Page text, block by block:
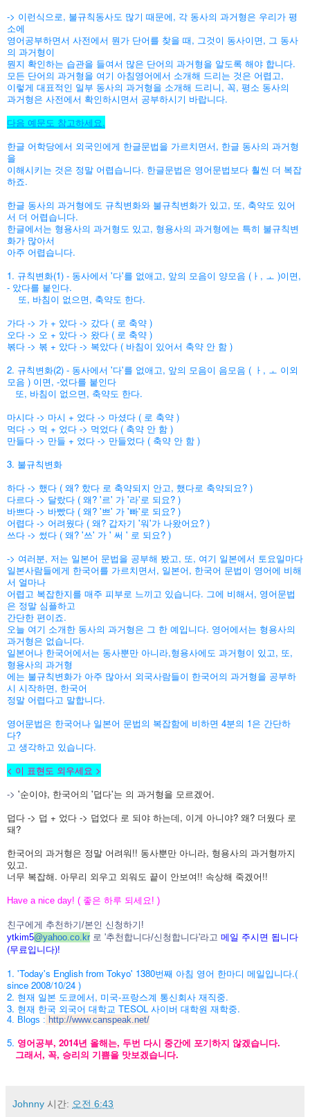
-> 이런식으로, 불규칙동사도 많기 때문에, 각 동사의 과거형은 우리가 평
소에
영어공부하면서 사전에서 뭔가 단어를 찾을 때, 그것이 동사이면, 그 동사
의 과거형이
뭔지 확인하는 습관을 들여서 많은 단어의 과거형을 알도록 해야 합니다.
모든 단어의 과거형을 여기 아침영어에서 소개해 드리는 것은 어렵고,
이렇게 대표적인 일부 동사의 과거형을 소개해 드리니, 꼭, 평소 동사의
과거형은 사전에서 확인하시면서 공부하시기 바랍니다.
다음 예문도 참고하세요.
한글 어학당에서 외국인에게 한글문법을 가르치면서, 한글 동사의 과거형
을
이해시키는 것은 정말 어렵습니다. 한글문법은 영어문법보다 훨씬 더 복잡
하죠.
한글 동사의 과거형에도 규칙변화와 불규칙변화가 있고, 또, 축약도 있어
서 더 어렵습니다.
한글에서는 형용사의 과거형도 있고, 형용사의 과거형에는 특히 불규칙변
화가 많아서
아주 어렵습니다.
1. 규칙변화(1) - 동사에서 '다'를 없애고, 앞의 모음이 양모음 (ㅏ, ㅗ )이면,
- 았다를 붙인다.
또, 바침이 없으면, 축약도 한다.
가다 -> 가 + 았다 -> 갔다 ( 로 축약 )
오다 -> 오 + 았다 -> 왔다 ( 로 축약 )
볶다 -> 볶 + 았다 -> 복았다 ( 바침이 있어서 축약 안 함 )
2. 규칙변화(2) - 동사에서 '다'를 없애고, 앞의 모음이 음모음 ( ㅏ, ㅗ 이외
모음 ) 이면, -었다를 붙인다
또, 바침이 없으면, 축약도 한다.
마시다 -> 마시 + 었다 -> 마셨다 ( 로 축약 )
먹다 -> 먹 + 었다 -> 먹었다 ( 축약 안 함 )
만들다 -> 만들 + 었다 -> 만들었다 ( 축약 안 함 )
3. 불규칙변화
하다 -> 했다 ( 왜? 핬다 로 축약되지 안고, 했다로 축약되요? )
다르다 -> 달랐다 ( 왜? '르' 가 '라'로 되요? )
바쁘다 -> 바빴다 ( 왜? '쁘' 가 '빠'로 되요? )
어렵다 -> 어려웠다 ( 왜? 갑자기 '워'가 나왔어요? )
쓰다 -> 썼다 ( 왜? '쓰' 가 ' 써 ' 로 되요? )
-> 여러분, 저는 일본어 문법을 공부해 봤고, 또, 여기 일본에서 토요일마다
일본사람들에게 한국어를 가르치면서, 일본어, 한국어 문법이 영어에 비해
서 얼마나
어렵고 복잡한지를 매주 피부로 느끼고 있습니다. 그에 비해서, 영어문법
은 정말 심플하고
간단한 편이죠.
오늘 여기 소개한 동사의 과거형은 그 한 예입니다. 영어에서는 형용사의
과거형은 없습니다.
일본어나 한국어에서는 동사뿐만 아니라,형용사에도 과거형이 있고, 또,
형용사의 과거형
에는 불규칙변화가 아주 많아서 외국사람들이 한국어의 과거형을 공부하
시 시작하면, 한국어
정말 어렵다고 말합니다.
영어문법은 한국어나 일본어 문법의 복잡함에 비하면 4분의 1은 간단하
다?
고 생각하고 있습니다.
< 이 표현도 외우세요 >
-> '순이야, 한국어의 '덥다'는 의 과거형을 모르겠어.
덥다 -> 덥 + 었다 -> 덥었다 로 되야 하는데, 이게 아니야? 왜? 더웠다 로
돼?
한국어의 과거형은 정말 어려워!! 동사뿐만 아니라, 형용사의 과거형까지
있고.
너무 복잡해. 아무리 외우고 외워도 끝이 안보여!! 속상해 죽겠어!!
Have a nice day! ( 좋은 하루 되세요! )
친구에게 추천하기/본인 신청하기!
ytkim5@yahoo.co.kr 로 '추천합니다/신청합니다'라고 메일 주시면 됩니다
(무료입니다)!
1. 'Today's English from Tokyo' 1380번째 아침 영어 한마디 메일입니다.(
since 2008/10/24 )
2. 현재 일본 도쿄에서, 미국-프랑스계 통신회사 재직중.
3. 현재 한국 외국어 대학교 TESOL 사이버 대학원 재학중.
4. Blogs : http://www.canspeak.net/
5. 영어공부, 2014년 올해는, 두번 다시 중간에 포기하지 않겠습니다.
그래서, 꼭, 승리의 기쁨을 맛보겠습니다.
Johnny 시간: 오전 6:43